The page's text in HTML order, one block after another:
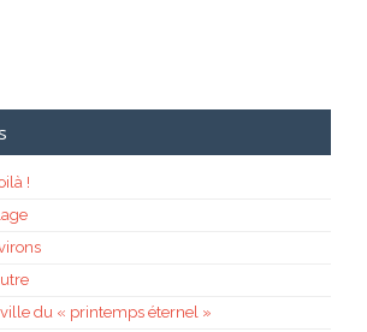
!
du « printemps éternel »